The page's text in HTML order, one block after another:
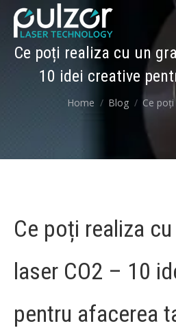
Ce poți realiza cu un
10 idei creative
You are here:
Home Blog Ce
Ce poți realiza
laser CO2 – 10
pentru afacerea